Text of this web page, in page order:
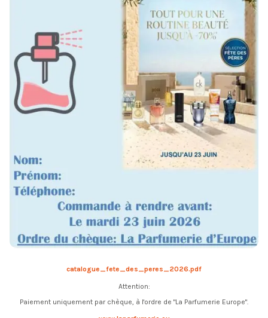
catalogue_fete_des_peres_2026.pdf
Attention:
Paiement uniquement par chèque, à l'ordre de "La Parfumerie Europe".